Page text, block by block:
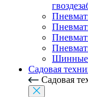
Шинные
Садовая
Садовая